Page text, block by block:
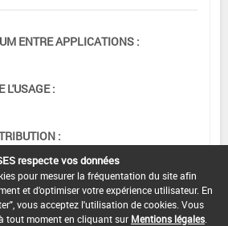
ENTRE APPLICATIONS :
L'USAGE :
:
:
respecte vos données
pour mesurer la fréquentation du site afin
et d'optimiser votre expérience utilisateur. En
vous acceptez l'utilisation de cookies. Vous
tout moment en cliquant sur Mentions légales